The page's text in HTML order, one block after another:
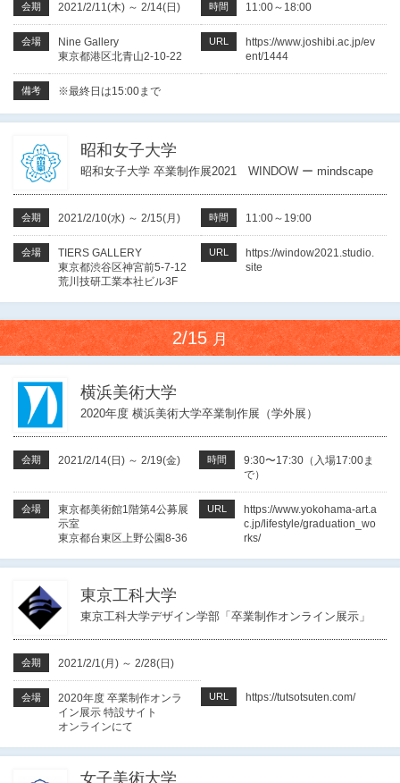
会期 2021/2/11(木) ～ 2/14(日) 時間 11:00～18:00
会場
Nine Gallery
東京都港区北青山2-10-22
URL
https://www.joshibi.ac.jp/ev
ent/1444
備考 ※最終日は15:00まで
昭和女子大学
昭和女子大学 卒業制作展2021 WINDOW ー mindscape
会期 2021/2/10(水) ～ 2/15(月) 時間 11:00～19:00
会場
TIERS GALLERY
東京都渋谷区神宮前5-7-12
荒川技研工業本社ビル3F
URL
https://window2021.studio.
site
2/15月
横浜美術大学
2020年度 横浜美術大学卒業制作展（学外展）
会期 2021/2/14(日) ～ 2/19(金) 時間
9:30〜17:30（入場17:00ま
で）
会場
東京都美術館1階第4公募展
示室
東京都台東区上野公園8-36
URL
https://www.yokohama-art.a
c.jp/lifestyle/graduation_wo
rks/
東京工科大学
東京工科大学デザイン学部「卒業制作オンライン展示」
会期 2021/2/1(月) ～ 2/28(日)
会場
2020年度 卒業制作オンラ
イン展示 特設サイト
オンラインにて
URL https://tutsotsuten.com/
女子美術大学